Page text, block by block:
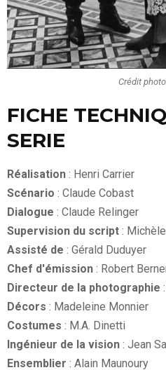
Crédit photo
FICHE
SERIE
Réalisation : Henri Carrier
Scénario : Claude Cobast
Dialogue : Claude Relinger
Supervision du script :
Assisté de : Gérald Duduyer
Chef d'émission : Robert
Directeur de la photographie
Décors : Madeleine Monnier
Costumes : M.A. Dinetti
Ingénieur de la vision : Jean
Ensemblier : Alain Maunoury